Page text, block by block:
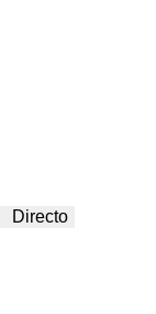
Directo